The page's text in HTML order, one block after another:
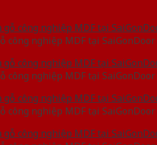
công nghiệp MDF tại SaiGonDoor
công nghiệp MDF tại SaiGonDoor
công nghiệp MDF tại SaiGonDoor